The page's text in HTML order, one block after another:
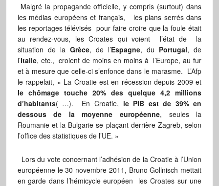
Malgré la propagande officielle, y compris (surtout) dans
les médias européens et français, les plans serrés dans
les reportages télévisés pour faire croire que la foule était
au rendez-vous, les Croates qui voient l’état de la
situation de la Grèce, de l’Espagne, du Portugal, de
l’Italie, etc., croient de moins en moins à l’Europe, au fur
et à mesure que celle-ci s’enfonce dans le marasme. L’Afp
le rappelait, « La Croatie est en récession depuis 2009 et
le chômage touche 20% des quelque 4,2 millions
d’habitants( …). En Croatie, le PIB est de 39% en
dessous de la moyenne européenne, seules la
Roumanie et la Bulgarie se plaçant derrière Zagreb, selon
l’office des statistiques de l’UE. »
Lors du vote concernant l’adhésion de la Croatie à l’Union
européenne le 30 novembre 2011, Bruno Gollnisch mettait
en garde dans l’hémicycle européen les Croates sur une